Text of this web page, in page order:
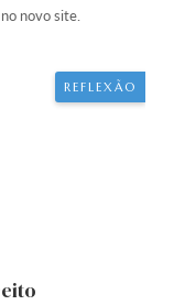
novo site.
REFLEXÃO